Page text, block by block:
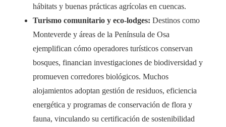
hábitats y buenas prácticas agrícolas en cuencas.
Turismo comunitario y eco-lodges: Destinos como
Monteverde y áreas de la Península de Osa
ejemplifican cómo operadores turísticos conservan
bosques, financian investigaciones de biodiversidad y
promueven corredores biológicos. Muchos
alojamientos adoptan gestión de residuos, eficiencia
energética y programas de conservación de flora y
fauna, vinculando su certificación de sostenibilidad